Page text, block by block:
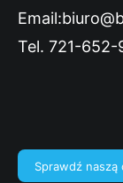
Tel. 721-652-
Sprawdź naszą